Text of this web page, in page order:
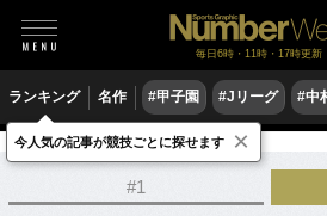
毎日6時・11時・17時更新
ランキング 名作 #甲子園 #Jリーグ #中
陸上 駅伝
#1
今人気の記事が競技ごとに探せます ×